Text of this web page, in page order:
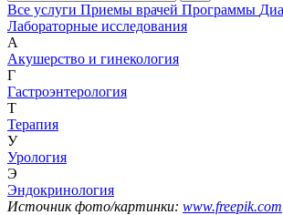
Все услуги Приемы врачей Программы
Лабораторные исследования
А
Акушерство и гинекология
Г
Гастроэнтерология
Т
Терапия
У
Урология
Э
Эндокринология
Источник фото/картинки: www.freepik.com